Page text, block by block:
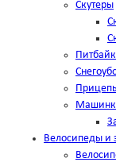
Скутеры
Велосипеды и